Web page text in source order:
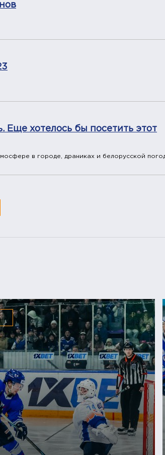
Еще хотелось бы посетить этот
в городе, драниках и белорусской